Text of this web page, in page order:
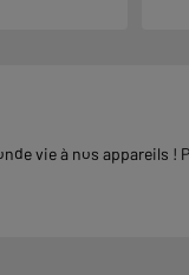
vie à nos appareils !